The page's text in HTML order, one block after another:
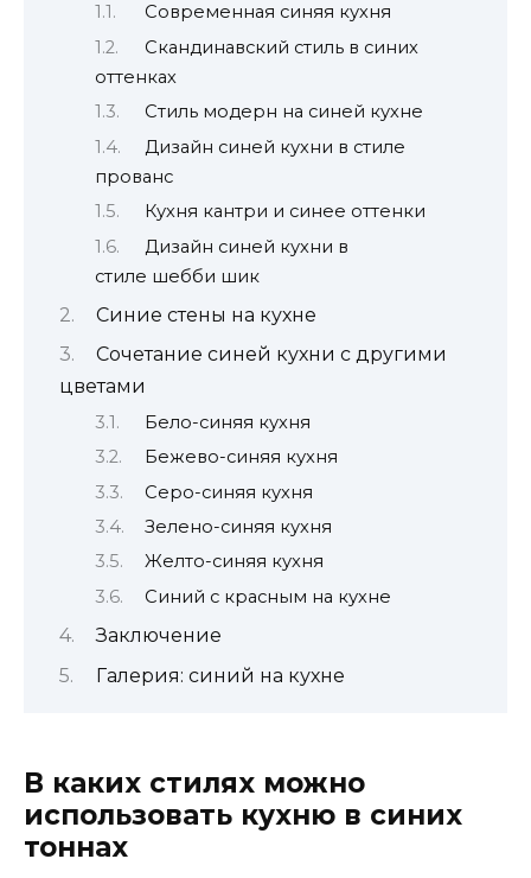
Современная синяя кухня
Скандинавский стиль в синих
оттенках
Стиль модерн на синей кухне
Дизайн синей кухни в стиле
прованс
Кухня кантри и синее оттенки
Дизайн синей кухни в
стиле шебби шик
Синие стены на кухне
Сочетание синей кухни с другими
цветами
Бело-синяя кухня
Бежево-синяя кухня
Серо-синяя кухня
Зелено-синяя кухня
Желто-синяя кухня
Синий с красным на кухне
Заключение
Галерия: синий на кухне
В каких стилях можно
использовать кухню в синих
тоннах